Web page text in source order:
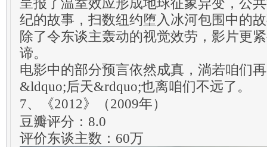
纪的故事，扫数纽约堕入冰河包围中的
除了令东谈主轰动的视觉效劳，影片更
谛。
电影中的部分预言依然成真，淌若咱们
&ldquo;后天&rdquo;也离咱们不远了。
7、《2012》（2009年）
豆瓣评分：8.0
评价东谈主数：60万